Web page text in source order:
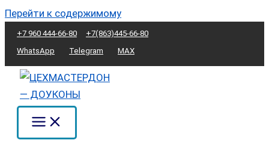
Перейти к содержимому
+7 960 444-66-80
+7(863)445-66-80
WhatsApp
Telegram MAX